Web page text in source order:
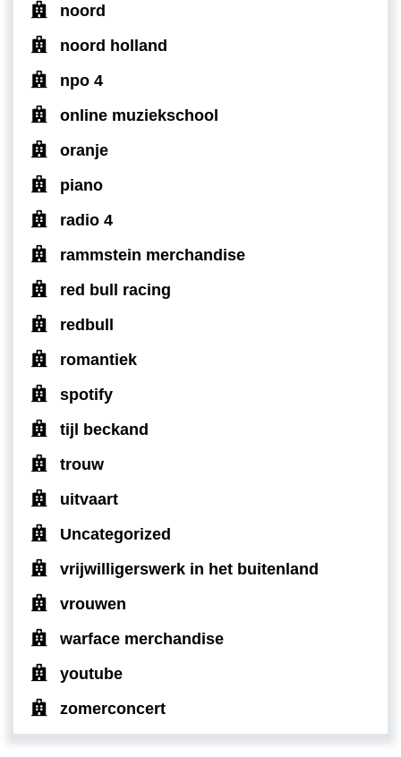
noord
noord holland
npo 4
online muziekschool
oranje
piano
radio 4
rammstein merchandise
red bull racing
redbull
romantiek
spotify
tijl beckand
trouw
uitvaart
Uncategorized
vrijwilligerswerk in het buitenland
vrouwen
warface merchandise
youtube
zomerconcert